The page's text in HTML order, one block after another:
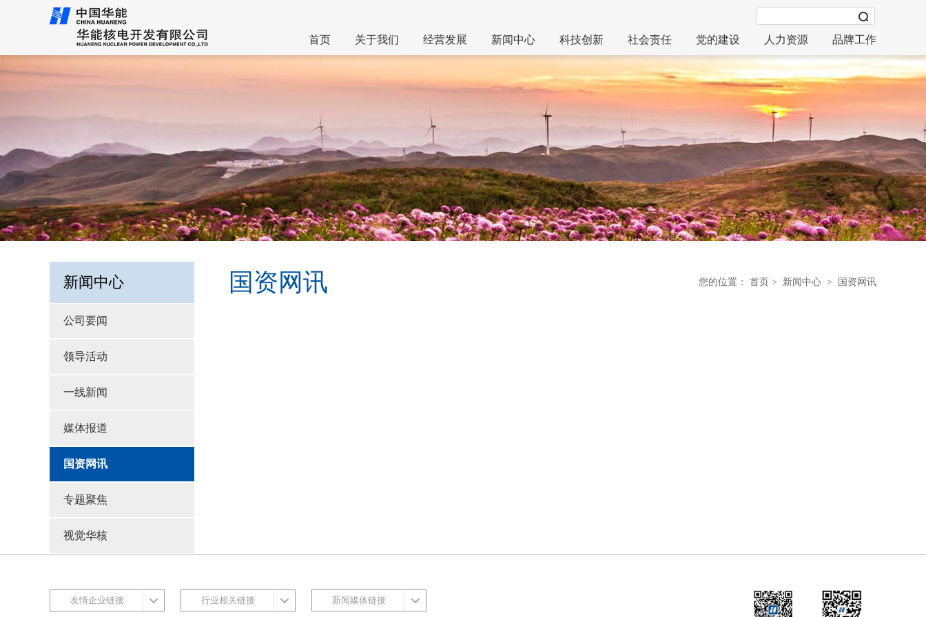
首页 关于我们 经营发展 新闻中心 科技创新 社会责任 党的建设 人力资源 品牌工作
新闻中心
公司要闻
领导活动
一线新闻
媒体报道
国资网讯
专题聚焦
视觉华核
国资网讯 您的位置： 首页 > 新闻中心 > 国资网讯
友情企业链接 行业相关链接 新闻媒体链接